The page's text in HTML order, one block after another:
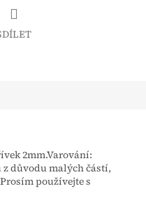
2mm.Varování:
z důvodu malých částí,
používejte s